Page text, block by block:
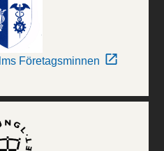
Företagsminnen